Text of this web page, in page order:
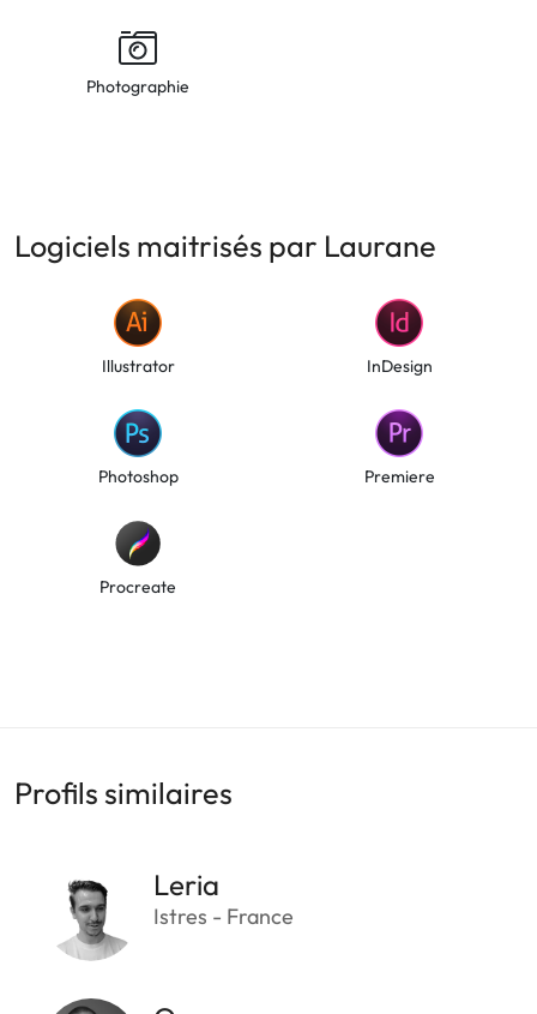
Photographie
Logiciels maitrisés par Laurane
Illustrator InDesign
Photoshop Premiere
Procreate
Profils similaires
Leria
Istres - France